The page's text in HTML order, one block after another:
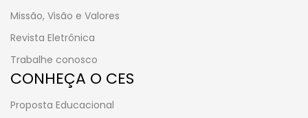
Missão, Visão e Valores
Revista Eletrônica
Trabalhe conosco
CONHEÇA O CES
Proposta Educacional